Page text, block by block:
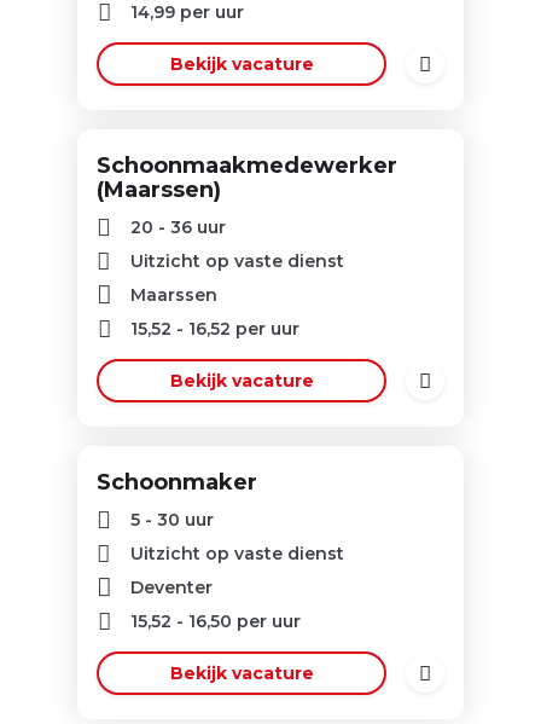
14,99 per uur
Bekijk vacature
Schoonmaakmedewerker
(Maarssen)
20 - 36 uur
Uitzicht op vaste dienst
Maarssen
15,52 - 16,52 per uur
Bekijk vacature
Schoonmaker
5 - 30 uur
Uitzicht op vaste dienst
Deventer
15,52 - 16,50 per uur
Bekijk vacature